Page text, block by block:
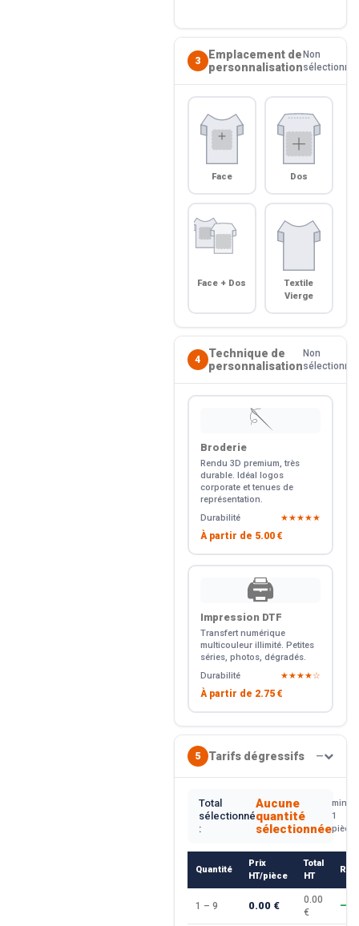
3
Emplacement de
personnalisation
Non
sélectionné
Face Dos
Face + Dos
Textile
Vierge
4
Technique de
personnalisation
Non
sélectionné
🪡
Broderie
Rendu 3D premium, très
durable. Idéal logos
corporate et tenues de
représentation.
Durabilité
★★★★★
À partir de 5.00 €
🖨️
Impression DTF
Transfert numérique
multicouleur illimité. Petites
séries, photos, dégradés.
Durabilité
★★★★☆
À partir de 2.75 €
5 Tarifs dégressifs —
Total
sélectionné
:
Aucune
quantité
sélectionnée
min.
1
pièce
Quantité
Prix
HT/pièce
Total
HT
1 – 9 0.00 €
0.00
€
—